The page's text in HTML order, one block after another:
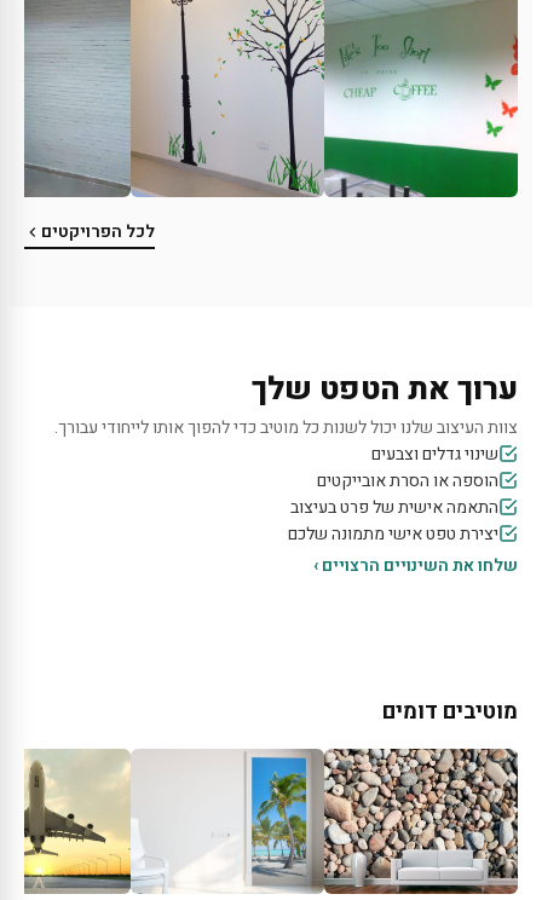
לכל הפרויקטים
ערוך את הטפט שלך
צוות העיצוב שלנו יכול לשנות כל מוטיב כדי להפוך אותו לייחודי עבורך.
שינוי גדלים וצבעים
הוספה או הסרת אובייקטים
התאמה אישית של פרט בעיצוב
יצירת טפט אישי מתמונה שלכם
שלחו את השינויים הרצויים ›
מוטיבים דומים